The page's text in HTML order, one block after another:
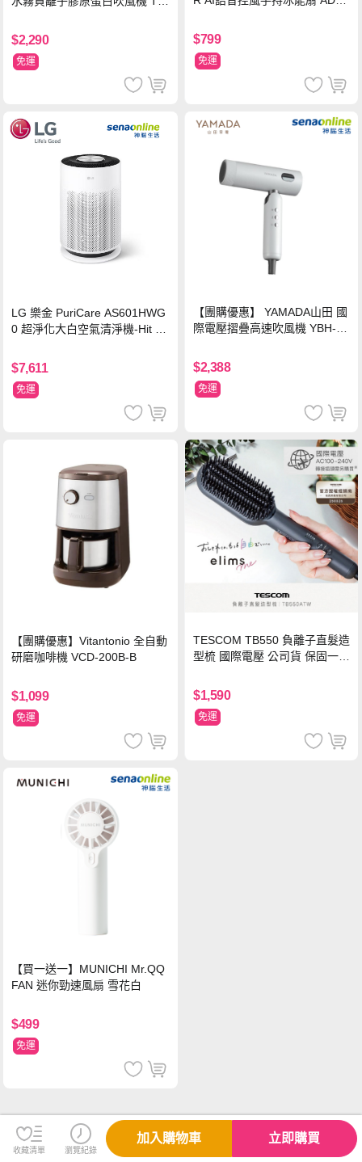
W
$2,290
免運
$799
免運
LG 樂金 PuriCare AS601HWG
0 超淨化大白空氣清淨機-Hit 18
$7,611
免運
【團購優惠】 YAMADA山田 國
際電壓摺疊高速吹風機 YBH-12
$2,388
免運
【團購優惠】Vitantonio 全自動
研磨咖啡機 VCD-200B-B
$1,099
免運
TESCOM TB550 負離子直髮造
型梳 國際電壓 公司貨 保固一年
$1,590
免運
【買一送一】MUNICHI Mr.QQ
FAN 迷你勁速風扇 雪花白
$499
免運
收藏清單 瀏覽紀錄
加入購物車 立即購買